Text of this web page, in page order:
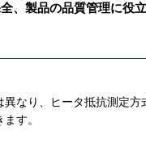
、製品の品質管理に役立
異なり、ヒータ抵抗測定方
す。